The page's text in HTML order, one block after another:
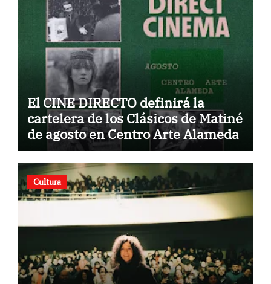
El CINE DIRECTO definirá la
cartelera de los Clásicos de Matiné
de agosto en Centro Arte Alameda
Cultura